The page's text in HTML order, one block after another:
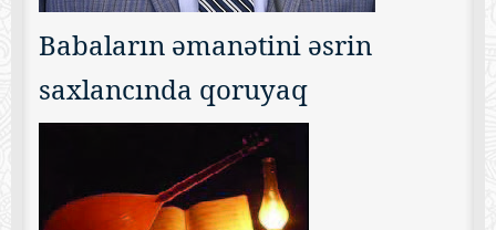
Babaların əmanətini əsrin
saxlancında qoruyaq